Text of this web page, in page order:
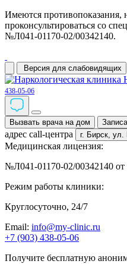
Имеются противопоказания,
проконсультироваться со
№Л041-01170-02/00342140.
Версия для слабовидящих
438-05-06
Вызвать врача на дом
адрес call-центра г. Бирск, ул.
Медицинская лицензия:
№Л041-01170-02/00342140 от
Режим работы клиники:
Круглосуточно, 24/7
Email: info@my-clinic.ru
+7 (903) 438-05-06
Получите бесплатную